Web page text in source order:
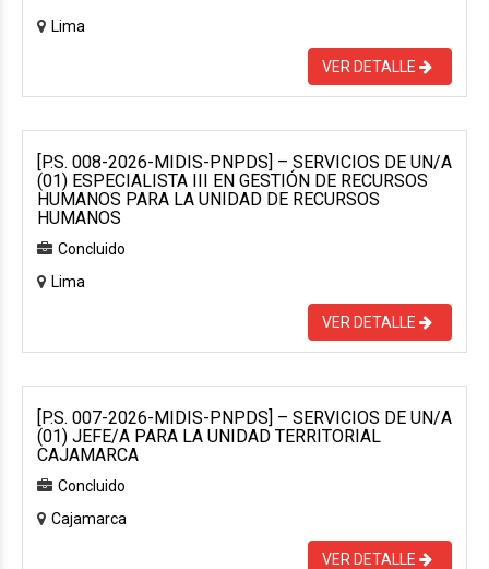
Lima
VER DETALLE
[P.S. 008-2026-MIDIS-PNPDS] – SERVICIOS DE UN/A
(01) ESPECIALISTA III EN GESTIÓN DE RECURSOS
HUMANOS PARA LA UNIDAD DE RECURSOS
HUMANOS
Concluido
Lima
VER DETALLE
[P.S. 007-2026-MIDIS-PNPDS] – SERVICIOS DE UN/A
(01) JEFE/A PARA LA UNIDAD TERRITORIAL
CAJAMARCA
Concluido
Cajamarca
VER DETALLE